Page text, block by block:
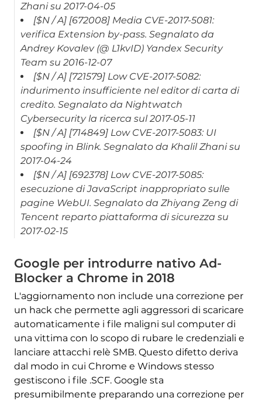
Zhani su 2017-04-05
[$N / A] [672008] Media CVE-2017-5081:
verifica Extension by-pass. Segnalato da
Andrey Kovalev (@ L1kvID) Yandex Security
Team su 2016-12-07
[$N / A] [721579] Low CVE-2017-5082:
indurimento insufficiente nel editor di carta di
credito. Segnalato da Nightwatch
Cybersecurity la ricerca sul 2017-05-11
[$N / A] [714849] Low CVE-2017-5083: UI
spoofing in Blink. Segnalato da Khalil Zhani su
2017-04-24
[$N / A] [692378] Low CVE-2017-5085:
esecuzione di JavaScript inappropriato sulle
pagine WebUI. Segnalato da Zhiyang Zeng di
Tencent reparto piattaforma di sicurezza su
2017-02-15
Google per introdurre nativo Ad-
Blocker a Chrome in 2018
L'aggiornamento non include una correzione per
un hack che permette agli aggressori di scaricare
automaticamente i file maligni sul computer di
una vittima con lo scopo di rubare le credenziali e
lanciare attacchi relè SMB. Questo difetto deriva
dal modo in cui Chrome e Windows stesso
gestiscono i file .SCF. Google sta
presumibilmente preparando una correzione per